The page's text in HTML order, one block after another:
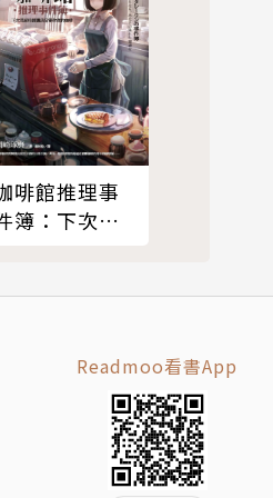
啡館推理事
簿：下次見
Readmoo看書App